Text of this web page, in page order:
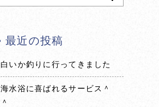
最近の投稿
白いか釣りに行ってきました
海水浴に喜ばれるサービス＾
＾